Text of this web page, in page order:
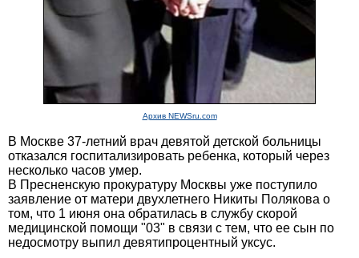
Архив NEWSru.com
В Москве 37-летний врач девятой детской больницы
отказался госпитализировать ребенка, который через
несколько часов умер.
В Пресненскую прокуратуру Москвы уже поступило
заявление от матери двухлетнего Никиты Полякова о
том, что 1 июня она обратилась в службу скорой
медицинской помощи "03" в связи с тем, что ее сын по
недосмотру выпил девятипроцентный уксус.